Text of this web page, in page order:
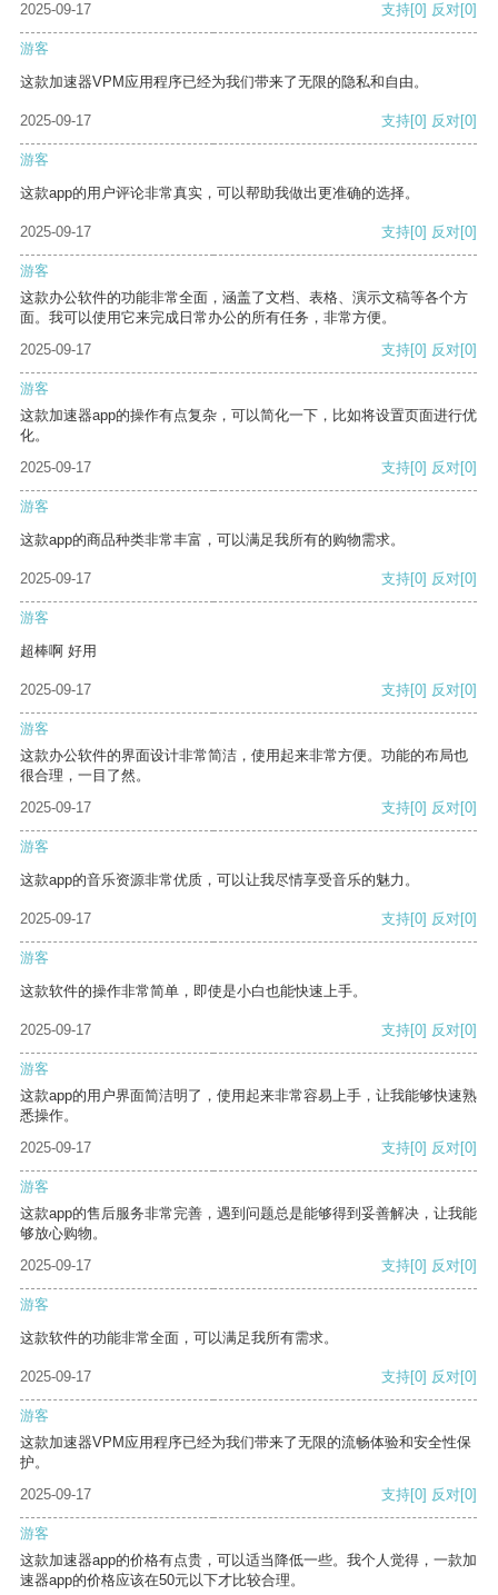
2025-09-17 支持[0] 反对[0]
游客
这款加速器VPM应用程序已经为我们带来了无限的隐私和自由。
2025-09-17 支持[0] 反对[0]
游客
这款app的用户评论非常真实，可以帮助我做出更准确的选择。
2025-09-17 支持[0] 反对[0]
游客
这款办公软件的功能非常全面，涵盖了文档、表格、演示文稿等各个方
面。我可以使用它来完成日常办公的所有任务，非常方便。
2025-09-17
支持[0] 反对[0]
游客
这款加速器app的操作有点复杂，可以简化一下，比如将设置页面进行优
化。
2025-09-17
支持[0] 反对[0]
游客
这款app的商品种类非常丰富，可以满足我所有的购物需求。
2025-09-17 支持[0] 反对[0]
游客
超棒啊 好用
2025-09-17 支持[0] 反对[0]
游客
这款办公软件的界面设计非常简洁，使用起来非常方便。功能的布局也
很合理，一目了然。
2025-09-17
支持[0] 反对[0]
游客
这款app的音乐资源非常优质，可以让我尽情享受音乐的魅力。
2025-09-17 支持[0] 反对[0]
游客
这款软件的操作非常简单，即使是小白也能快速上手。
2025-09-17 支持[0] 反对[0]
游客
这款app的用户界面简洁明了，使用起来非常容易上手，让我能够快速熟
悉操作。
2025-09-17
支持[0] 反对[0]
游客
这款app的售后服务非常完善，遇到问题总是能够得到妥善解决，让我能
够放心购物。
2025-09-17
支持[0] 反对[0]
游客
这款软件的功能非常全面，可以满足我所有需求。
2025-09-17 支持[0] 反对[0]
游客
这款加速器VPM应用程序已经为我们带来了无限的流畅体验和安全性保
护。
2025-09-17
支持[0] 反对[0]
游客
这款加速器app的价格有点贵，可以适当降低一些。我个人觉得，一款加
速器app的价格应该在50元以下才比较合理。